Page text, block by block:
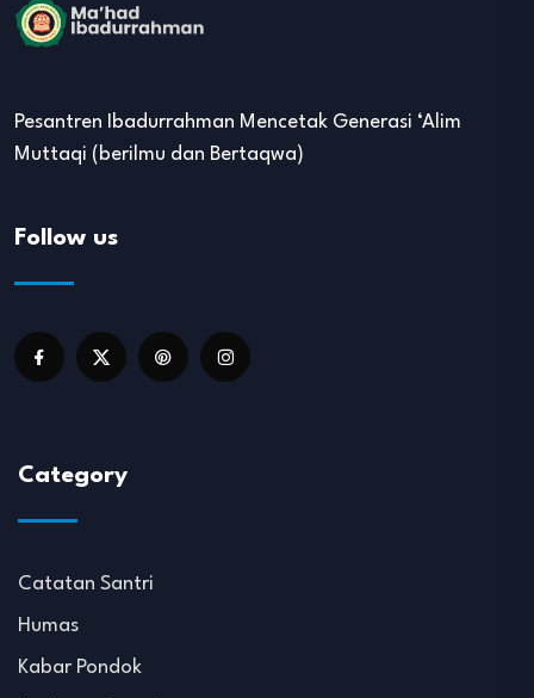
Pesantren Ibadurrahman Mencetak Generasi ‘Alim
Muttaqi (berilmu dan Bertaqwa)
Follow us
Category
Catatan Santri
Humas
Kabar Pondok